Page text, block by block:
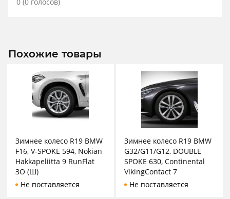
0 (0 голосов)
Похожие товары
Зимнее колесо R19 BMW
F16, V-SPOKE 594, Nokian
Hakkapeliitta 9 RunFlat
ЗО (Ш)
Не поставляется
Зимнее колесо R19 BMW
G32/G11/G12, DOUBLE
SPOKE 630, Continental
VikingContact 7
Не поставляется